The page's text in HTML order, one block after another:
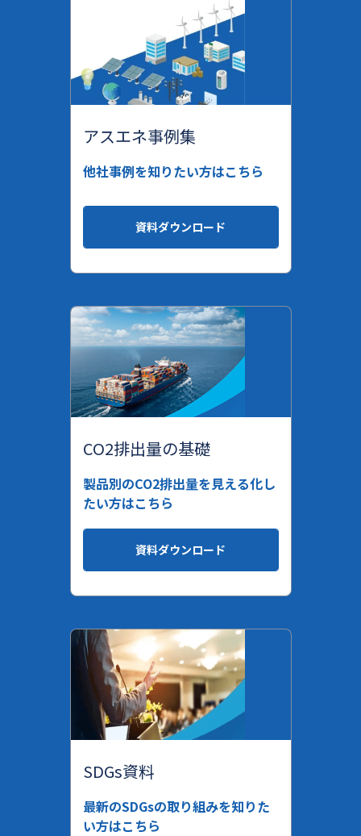
アスエネ事例集
他社事例を知りたい方はこちら
資料ダウンロード
CO2排出量の基礎
製品別のCO2排出量を見える化し
たい方はこちら
資料ダウンロード
SDGs資料
最新のSDGsの取り組みを知りた
い方はこちら